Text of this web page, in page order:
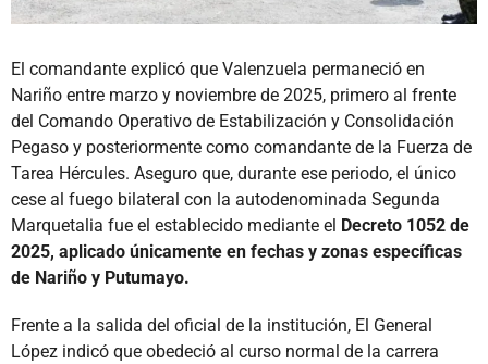
El comandante explicó que Valenzuela permaneció en
Nariño entre marzo y noviembre de 2025, primero al frente
del Comando Operativo de Estabilización y Consolidación
Pegaso y posteriormente como comandante de la Fuerza de
Tarea Hércules. Aseguro que, durante ese periodo, el único
cese al fuego bilateral con la autodenominada Segunda
Marquetalia fue el establecido mediante el Decreto 1052 de
2025, aplicado únicamente en fechas y zonas específicas
de Nariño y Putumayo.
Frente a la salida del oficial de la institución, El General
López indicó que obedeció al curso normal de la carrera